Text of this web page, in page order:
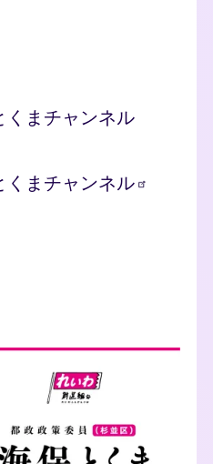
まチャンネル
くまチャンネル